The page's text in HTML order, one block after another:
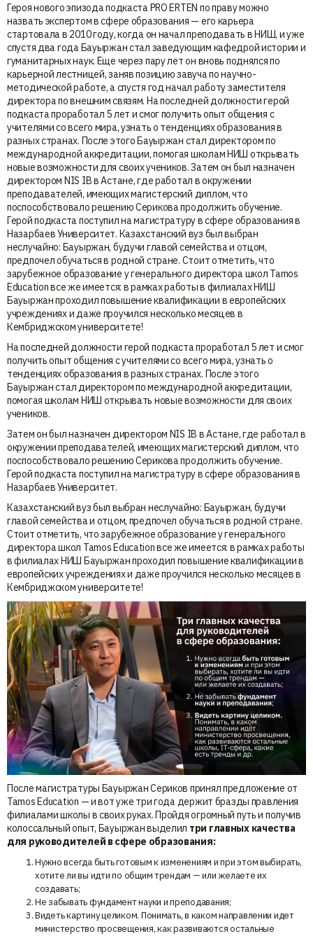
Героя нового эпизода подкаста PRO ERTEN по праву можно
назвать экспертом в сфере образования — его карьера
стартовала в 2010 году, когда он начал преподавать в НИШ, и уже
спустя два года Бауыржан стал заведующим кафедрой истории и
гуманитарных наук. Еще через пару лет он вновь поднялся по
карьерной лестницей, заняв позицию завуча по научно-
методической работе, а спустя год начал работу заместителя
директора по внешним связям. На последней должности герой
подкаста проработал 5 лет и смог получить опыт общения с
учителями со всего мира, узнать о тенденциях образования в
разных странах. После этого Бауыржан стал директором по
международной аккредитации, помогая школам НИШ открывать
новые возможности для своих учеников. Затем он был назначен
директором NIS IB в Астане, где работал в окружении
преподавателей, имеющих магистерский диплом, что
поспособствовало решению Серикова продолжить обучение.
Герой подкаста поступил на магистратуру в сфере образования в
Назарбаев Университет. Казахстанский вуз был выбран
неслучайно: Бауыржан, будучи главой семейства и отцом,
предпочел обучаться в родной стране. Стоит отметить, что
зарубежное образование у генерального директора школ Tamos
Education все же имеется: в рамках работы в филиалах НИШ
Бауыржан проходил повышение квалификации в европейских
учреждениях и даже проучился несколько месяцев в
Кембриджском университете!
На последней должности герой подкаста проработал 5 лет и смог
получить опыт общения с учителями со всего мира, узнать о
тенденциях образования в разных странах. После этого
Бауыржан стал директором по международной аккредитации,
помогая школам НИШ открывать новые возможности для своих
учеников.
Затем он был назначен директором NIS IB в Астане, где работал в
окружении преподавателей, имеющих магистерский диплом, что
поспособствовало решению Серикова продолжить обучение.
Герой подкаста поступил на магистратуру в сфере образования в
Назарбаев Университет.
Казахстанский вуз был выбран неслучайно: Бауыржан, будучи
главой семейства и отцом, предпочел обучаться в родной стране.
Стоит отметить, что зарубежное образование у генерального
директора школ Tamos Education все же имеется: в рамках работы
в филиалах НИШ Бауыржан проходил повышение квалификации в
европейских учреждениях и даже проучился несколько месяцев в
Кембриджском университете!
После магистратуры Бауыржан Сериков принял предложение от
Tamos Education — и вот уже три года держит бразды правления
филиалами школы в своих руках. Пройдя огромный путь и получив
колоссальный опыт, Бауыржан выделил три главных качества
для руководителей в сфере образования:
Нужно всегда быть готовым к изменениям и при этом выбирать,
хотите ли вы идти по общим трендам — или желаете их
создавать;
Не забывать фундамент науки и преподавания;
Видеть картину целиком. Понимать, в каком направлении идет
министерство просвещения, как развиваются остальные